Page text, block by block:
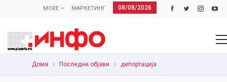
08/08/2026
МАРКЕТИНГ
MORE
Дома Последни објави депортација